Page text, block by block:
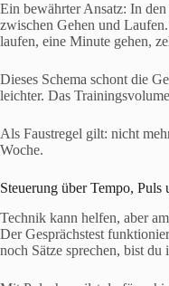
Ein bewährter Ansatz: In
zwischen Gehen und
laufen, eine Minute gehen,
Dieses Schema schont die
leichter. Das
Als Faustregel gilt: nicht
Woche.
Steuerung über Tempo, Puls
Technik kann helfen, aber
Der Gesprächstest
noch Sätze sprechen, bist